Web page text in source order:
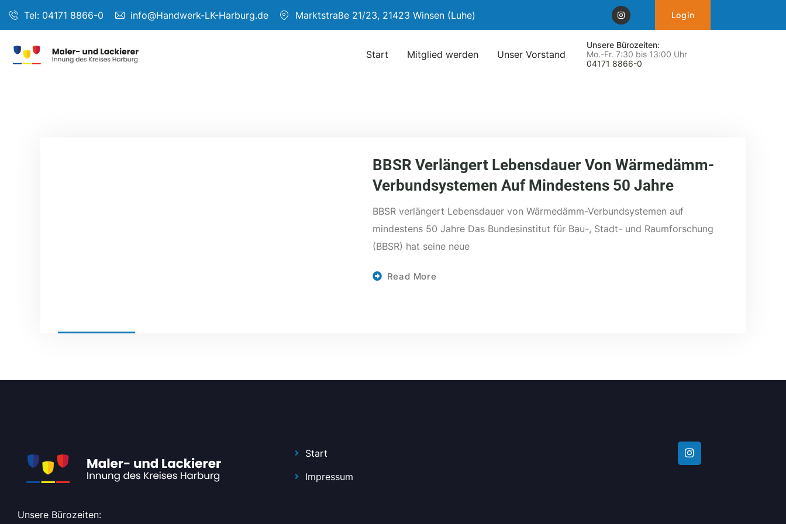
Tel: 04171 8866-0 info@Handwerk-LK-Harburg.de Marktstraße 21/23, 21423 Winsen (Luhe) Login
Start Mitglied werden Unser Vorstand
Unsere Bürozeiten:
Mo.-Fr. 7:30 bis 13:00 Uhr
04171 8866-0
BBSR Verlängert Lebensdauer Von Wärmedämm-
Verbundsystemen Auf Mindestens 50 Jahre
BBSR verlängert Lebensdauer von Wärmedämm-Verbundsystemen auf
mindestens 50 Jahre Das Bundesinstitut für Bau-, Stadt- und Raumforschung
(BBSR) hat seine neue
Read More
Unsere Bürozeiten:
Start
Impressum